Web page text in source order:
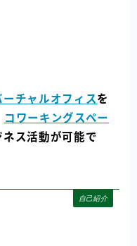
ーチャルオフィスを
コワーキングスペー
ス活動が可能で
自己紹介